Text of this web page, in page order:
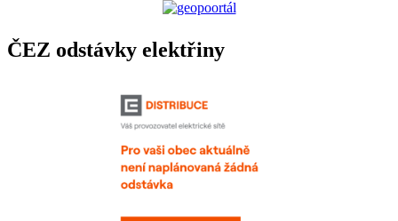
ČEZ odstávky elektřiny